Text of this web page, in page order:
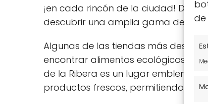
de
¡en cada rincón de la ciudad!
descubrir una amplia gama de
Algunas de las tiendas más
encontrar alimentos ecológicos y
de la Ribera es un lugar
productos frescos, permitiendo una